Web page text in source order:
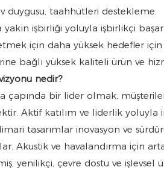
duygusu, taahhütleri destekleme.
işbirliği yoluyla işbirlikçi
için daha yüksek hedefler için
bağlı yüksek kaliteli ürün ve
nedir?
bir lider olmak,
Aktif katılım ve liderlik yoluyla
tasarımlar inovasyon ve
Akustik ve havalandırma için
yenilikçi, çevre dostu ve